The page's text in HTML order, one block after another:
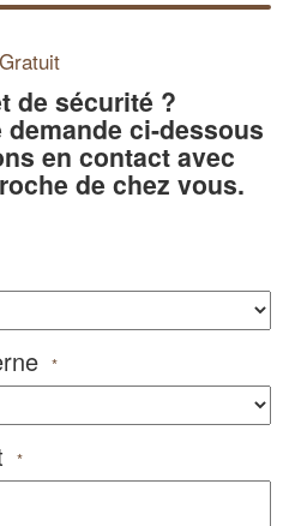
de sécurité ?
ci-dessous
en contact avec
de chez vous.
*
*